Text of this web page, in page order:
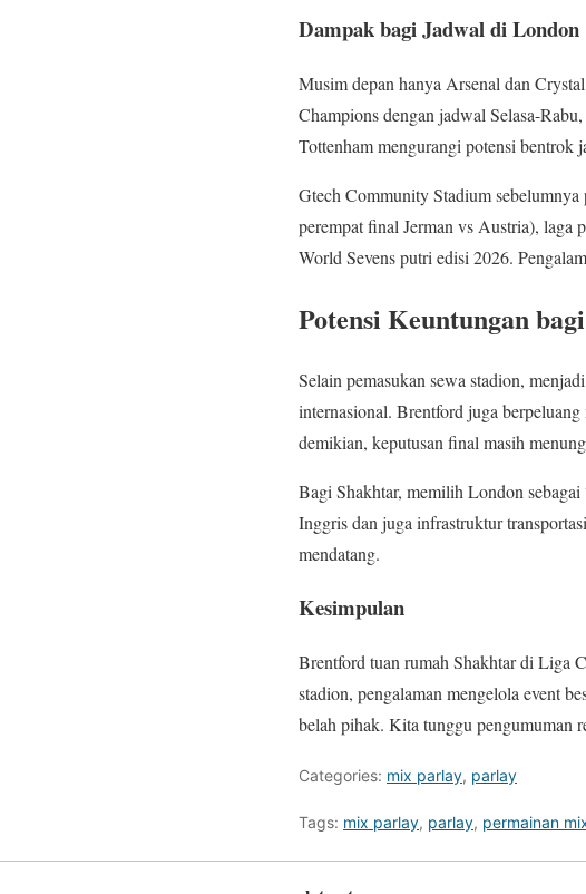
Dampak bagi Jadwal di London
Musim depan hanya Arsenal dan
Champions dengan jadwal Selasa-
Tottenham mengurangi potensi bentrok
Gtech Community Stadium
perempat final Jerman vs Austria), laga
World Sevens putri edisi 2026.
Potensi Keuntungan
Selain pemasukan sewa stadion,
internasional. Brentford juga
demikian, keputusan final masih
Bagi Shakhtar, memilih London
Inggris dan juga infrastruktur
mendatang.
Kesimpulan
Brentford tuan rumah Shakhtar di Liga
stadion, pengalaman mengelola event
belah pihak. Kita tunggu pengumuman
Categories: mix parlay, parlay
Tags: mix parlay, parlay, permainan